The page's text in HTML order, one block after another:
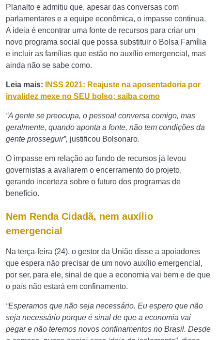
Planalto e admitiu que, apesar das conversas com
parlamentares e a equipe econômica, o impasse continua.
A ideia é encontrar uma fonte de recursos para criar um
novo programa social que possa substituir o Bolsa Família
e incluir as famílias que estão no auxílio emergencial, mas
ainda não se sabe como.
Leia mais:
INSS 2021: Reajuste na aposentadoria por
invalidez mexe no SEU bolso; saiba como
“A gente se preocupa, o pessoal conversa comigo, mas
geralmente, quando aponta a fonte, não tem condições da
gente prosseguir”, justificou Bolsonaro.
O impasse em relação ao fundo de recursos já levou
governistas a avaliarem o encerramento do projeto,
gerando incerteza sobre o futuro dos programas de
benefício.
Nem Renda Cidadã, nem auxílio
emergencial
Na terça-feira (24), o gestor da União disse a apoiadores
que espera não precisar de um novo auxílio emergencial,
por ser, para ele, sinal de que a economia vai bem e de que
o país não estará em confinamento.
“Esperamos que não seja necessário. Eu espero que não
seja necessário porque é sinal de que a economia vai
pegar e não teremos novos confinamentos no Brasil. Desde